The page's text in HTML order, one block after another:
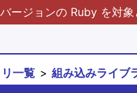
ージョンの Ruby を対象
一覧 組み込みライブ